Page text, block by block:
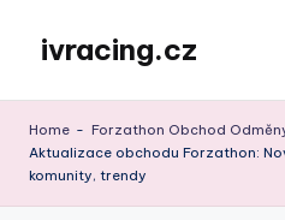
content
ivracing.cz
Home - Forzathon Obchod
Aktualizace obchodu Forzathon:
komunity, trendy